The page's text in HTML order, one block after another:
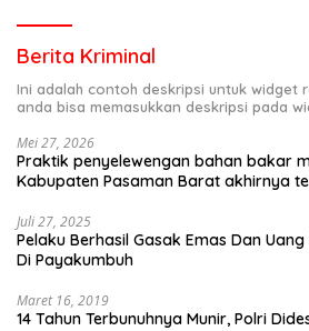
Berita Kriminal
Ini adalah contoh deskripsi untuk widget
anda bisa memasukkan deskripsi pada
Mei 27, 2026
Praktik penyelewengan bahan bakar
Kabupaten Pasaman Barat akhirnya
Juli 27, 2025
Pelaku Berhasil Gasak Emas Dan
Di Payakumbuh
Maret 16, 2019
14 Tahun Terbunuhnya Munir, Polri